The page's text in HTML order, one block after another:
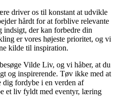
driver os til konstant at udvikle
hårdt for at forblive relevante
indsigt, der kan forbedre din
er vores højeste prioritet, og vi
kilde til inspiration.
Vilde Liv, og vi håber, at du
og inspirerende. Tøv ikke med at
dig fordybe i en verden af
et liv fyldt med eventyr, læring